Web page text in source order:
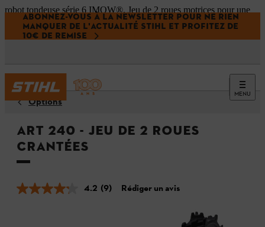
robot tondeuse série 6 IMOW®. Jeu de 2 roues motrices pour une
meilleure capacité tout-terrain."/>robot tondeuse série 6 IMOW®.
Jeu de 2 roues motrices pour une meilleure capacité tout-terrain."/>
ABONNEZ-VOUS À LA NEWSLETTER POUR NE RIEN
MANQUER DE L'ACTUALITÉ STIHL ET PROFITEZ DE
10€ DE REMISE
MENU
Options
ART 240 - Jeu de 2 roues
crantées
4.2 (9) Rédiger un avis